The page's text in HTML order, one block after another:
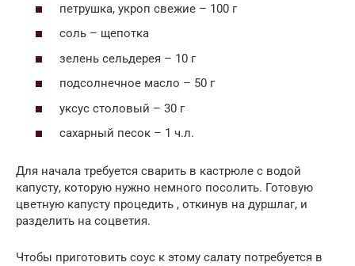
петрушка, укроп свежие – 100 г
соль – щепотка
зелень сельдерея – 10 г
подсолнечное масло – 50 г
уксус столовый – 30 г
сахарный песок – 1 ч.л.
Для начала требуется сварить в кастрюле с водой
капусту, которую нужно немного посолить. Готовую
цветную капусту процедить , откинув на дуршлаг, и
разделить на соцветия.
Чтобы приготовить соус к этому салату потребуется в